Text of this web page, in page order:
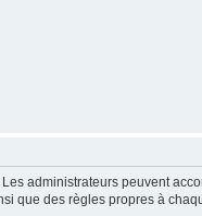
administrateurs peuvent
que des règles propres à